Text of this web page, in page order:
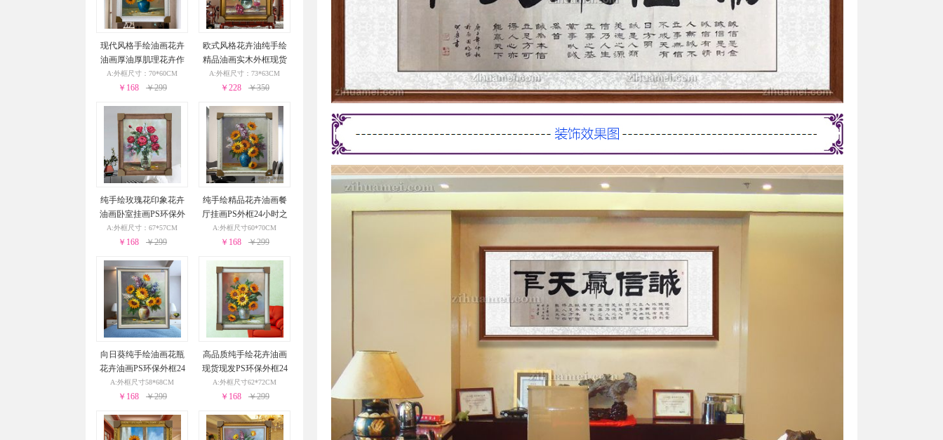
现代风格手绘油画花卉
油画厚油厚肌理花卉作
品PS环保外框现货现发2
4小时之内发货
A:外框尺寸：70*60CM
￥168 ￥299
欧式风格花卉油纯手绘
精品油画实木外框现货
现发葡萄花瓶与酒杯24
小时之内发货
A:外框尺寸：73*63CM
￥228 ￥350
纯手绘玫瑰花印象花卉
油画卧室挂画PS环保外
框24小时之内发货
A:外框尺寸：67*57CM
￥168 ￥299
纯手绘精品花卉油画餐
厅挂画PS外框24小时之
内发货
A:外框尺寸60*70CM
￥168 ￥299
向日葵纯手绘油画花瓶
花卉油画PS环保外框24
小时之内发货
A:外框尺寸58*68CM
￥168 ￥299
高品质纯手绘花卉油画
现货现发PS环保外框24
小时之内发货
A:外框尺寸62*72CM
￥168 ￥299